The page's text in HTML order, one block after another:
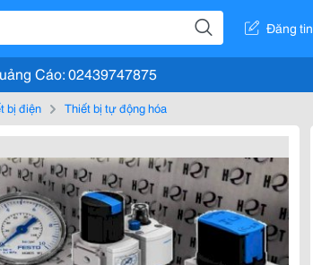
Đăng tin
Cáo: 02439747875
bị điện Thiết bị tự động hóa